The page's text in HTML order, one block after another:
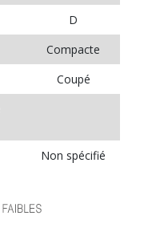
D
Compacte
Coupé
Non spécifié